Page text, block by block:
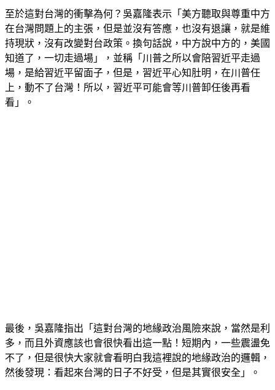
至於這對台灣的衝擊為何？吳嘉隆表示「美方聽取與尊重中方
在台灣問題上的主張，但是並沒有答應，也沒有退讓，就是維
持現狀，沒有改變對台政策。換句話說，中方說中方的，美國
知道了，一切走過場」，並稱「川普之所以會陪習近平走過
場，是給習近平留面子，但是，習近平心知肚明，在川普任
上，動不了台灣！所以，習近平可能會等川普卸任後再看
看」。
最後，吳嘉隆指出「這對台灣的地緣政治風險來說，當然是利
多，而且外資應該也會很快看出這一點！短期內，一些震盪免
不了，但是很快大家就會看明白我這裡說的地緣政治的邏輯，
然後發現：看起來台灣的日子不好受，但是其實很安全」。